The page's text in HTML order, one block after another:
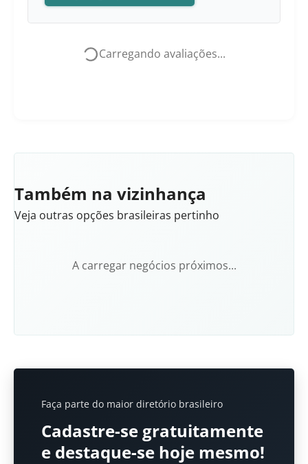
Carregando avaliações...
Também na vizinhança
Veja outras opções brasileiras pertinho
A carregar negócios próximos...
Faça parte do maior diretório brasileiro
Cadastre-se gratuitamente
e destaque-se hoje mesmo!